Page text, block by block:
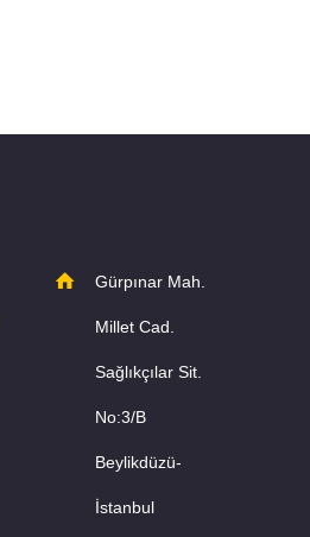
Gürpınar Mah.
Millet Cad.
Sağlıkçılar Sit.
No:3/B
Beylikdüzü-
İstanbul